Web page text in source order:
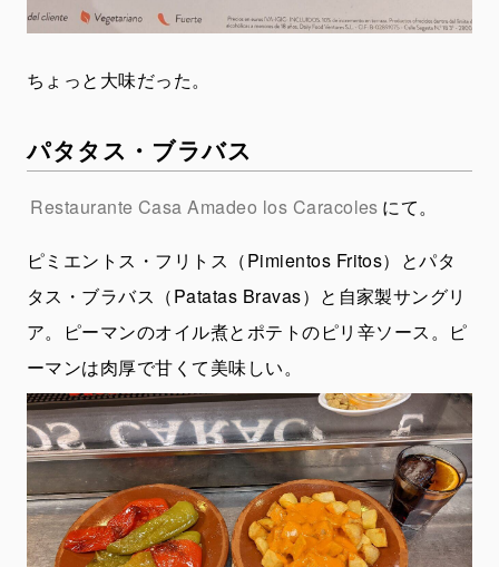
ちょっと大味だった。
パタタス・ブラバス
Restaurante Casa Amadeo los Caracoles にて。
ピミエントス・フリトス（Pimientos Fritos）とパタ
タス・ブラバス（Patatas Bravas）と自家製サングリ
ア。ピーマンのオイル煮とポテトのピリ辛ソース。ピ
ーマンは肉厚で甘くて美味しい。